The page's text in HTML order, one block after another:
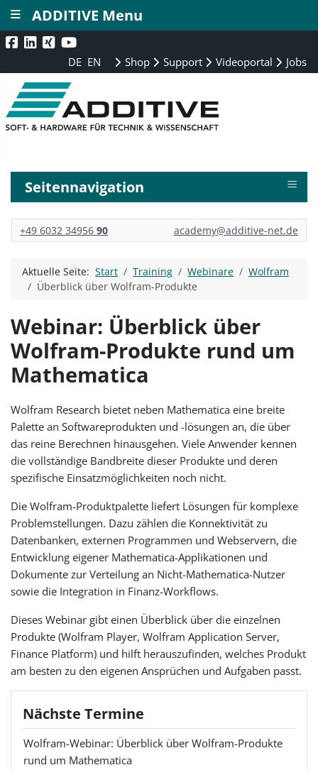
DE EN Shop Support Videoportal Jobs
Seitennavigation ≡
+49 6032 3495690 academy@additive-net.de
Aktuelle Seite:Start Training Webinare
Wolfram
Überblick über Wolfram-Produkte
Webinar: Überblick über
Wolfram-Produkte rund um
Mathematica
Wolfram Research bietet neben Mathematica eine breite
Palette an Softwareprodukten und -lösungen an, die über
das reine Berechnen hinausgehen. Viele Anwender kennen
die vollständige Bandbreite dieser Produkte und deren
spezifische Einsatzmöglichkeiten noch nicht.
Die Wolfram-Produktpalette liefert Lösungen für komplexe
Problemstellungen. Dazu zählen die Konnektivität zu
Datenbanken, externen Programmen und Webservern, die
Entwicklung eigener Mathematica-Applikationen und
Dokumente zur Verteilung an Nicht-Mathematica-Nutzer
sowie die Integration in Finanz-Workflows.
Dieses Webinar gibt einen Überblick über die einzelnen
Produkte (Wolfram Player, Wolfram Application Server,
Finance Platform) und hilft herauszufinden, welches Produkt
am besten zu den eigenen Ansprüchen und Aufgaben passt.
Nächste Termine
Wolfram-Webinar: Überblick über Wolfram-Produkte
rund um Mathematica
ADDITIVE Menu
≡